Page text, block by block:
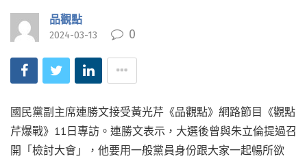
品觀點
2024-03-13 0
國民黨副主席連勝文接受黃光芹《品觀點》網路節目《觀點
芹爆戰》11日專訪。連勝文表示，大選後曾與朱立倫提過召
開「檢討大會」，他要用一般黨員身份跟大家一起暢所欲